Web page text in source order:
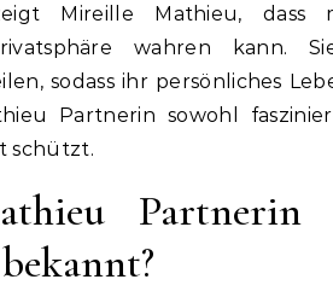
Mireille Mathieu,
wahren kann.
sodass ihr persönliches
Partnerin sowohl
schützt.